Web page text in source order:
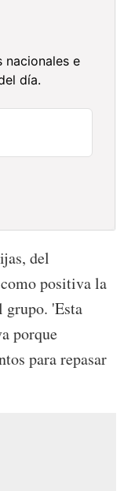
nacionales e
día.
del
positiva la
'Esta
porque
para repasar